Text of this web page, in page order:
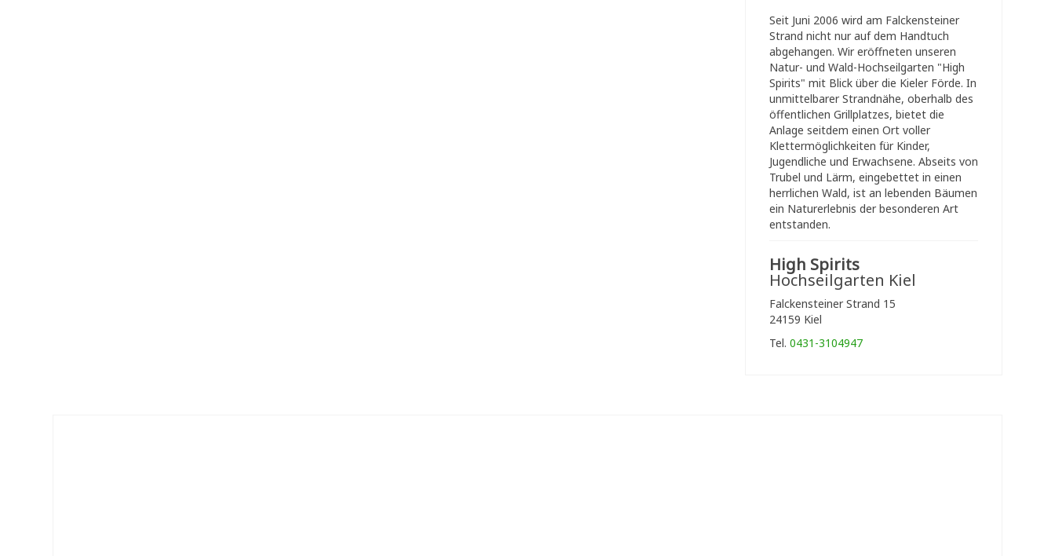
Seit Juni 2006 wird am Falckensteiner
Strand nicht nur auf dem Handtuch
abgehangen. Wir eröffneten unseren
Natur- und Wald-Hochseilgarten "High
Spirits" mit Blick über die Kieler Förde. In
unmittelbarer Strandnähe, oberhalb des
öffentlichen Grillplatzes, bietet die
Anlage seitdem einen Ort voller
Klettermöglichkeiten für Kinder,
Jugendliche und Erwachsene. Abseits von
Trubel und Lärm, eingebettet in einen
herrlichen Wald, ist an lebenden Bäumen
ein Naturerlebnis der besonderen Art
entstanden.
High Spirits
Hochseilgarten Kiel
Falckensteiner Strand 15
24159 Kiel
Tel. 0431-3104947